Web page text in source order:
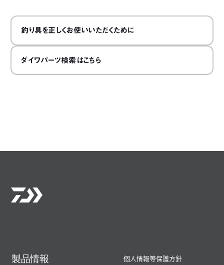
釣り具を正しくお使いいただくために
ダイワパーツ検索はこちら
製品情報
個人情報等保護方針